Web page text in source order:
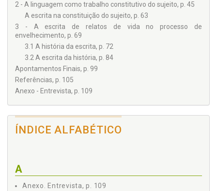
2 - A linguagem como trabalho constitutivo do sujeito, p. 45
A escrita na constituição do sujeito, p. 63
3 - A escrita de relatos de vida no processo de
envelhecimento, p. 69
3.1 A história da escrita, p. 72
3.2 A escrita da história, p. 84
Apontamentos Finais, p. 99
Referências, p. 105
Anexo - Entrevista, p. 109
ÍNDICE ALFABÉTICO
A
Anexo. Entrevista, p. 109